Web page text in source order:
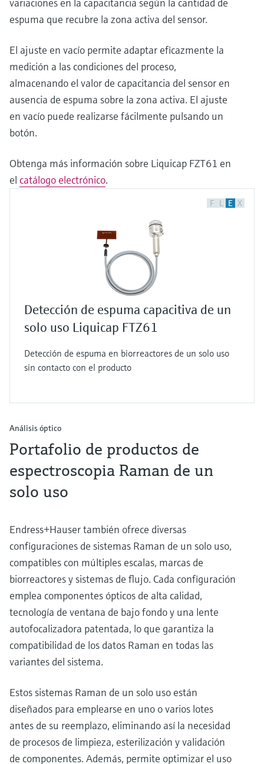
variaciones en la capacitancia según la cantidad de
espuma que recubre la zona activa del sensor.
El ajuste en vacío permite adaptar eficazmente la
medición a las condiciones del proceso,
almacenando el valor de capacitancia del sensor en
ausencia de espuma sobre la zona activa. El ajuste
en vacío puede realizarse fácilmente pulsando un
botón.
Obtenga más información sobre Liquicap FZT61 en
el catálogo electrónico.
F L E X
Detección de espuma capacitiva de un
solo uso Liquicap FTZ61
Detección de espuma en biorreactores de un solo uso
sin contacto con el producto
Análisis óptico
Portafolio de productos de
espectroscopia Raman de un
solo uso
Endress+Hauser también ofrece diversas
configuraciones de sistemas Raman de un solo uso,
compatibles con múltiples escalas, marcas de
biorreactores y sistemas de flujo. Cada configuración
emplea componentes ópticos de alta calidad,
tecnología de ventana de bajo fondo y una lente
autofocalizadora patentada, lo que garantiza la
compatibilidad de los datos Raman en todas las
variantes del sistema.
Estos sistemas Raman de un solo uso están
diseñados para emplearse en uno o varios lotes
antes de su reemplazo, eliminando así la necesidad
de procesos de limpieza, esterilización y validación
de componentes. Además, permite optimizar el uso